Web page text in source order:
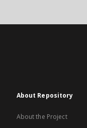
About Repository
About the Project